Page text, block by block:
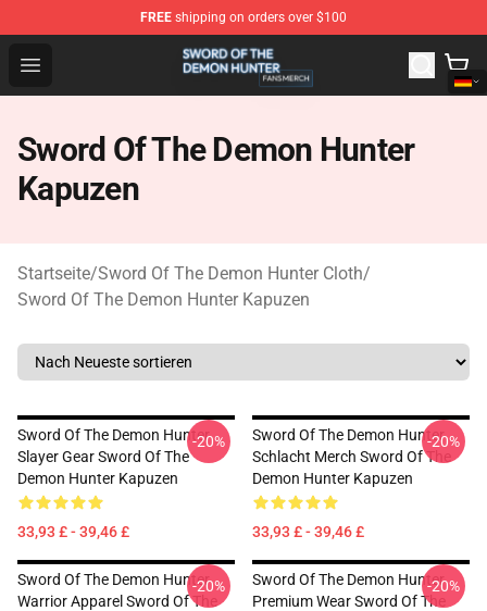
FREE shipping on orders over $100
Open menu
Sword Of The Demon Hunter Shop - Official Sword Of
Sword Of The Demon Hunter
Kapuzen
Startseite/Sword Of The Demon Hunter Cloth/
Sword Of The Demon Hunter Kapuzen
Sword Of The Demon Hunter
Slayer Gear Sword Of The
Demon Hunter Kapuzen
33,93 £ - 39,46 £
-20%
Sword Of The Demon Hunter
Schlacht Merch Sword Of The
Demon Hunter Kapuzen
33,93 £ - 39,46 £
-20%
Sword Of The Demon Hunter
Warrior Apparel Sword Of The
-20%
Sword Of The Demon Hunter
Premium Wear Sword Of The
-20%